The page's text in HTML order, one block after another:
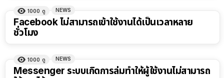
1000 ดู NEWS
Facebook ไม่สามารถเข้าใช้งานได้เป็นเวลาหลาย
ชั่วโมง
1000 ดู NEWS
Messenger ระบบเกิดการล่มทำให้ผู้ใช้งานไม่สามารถ